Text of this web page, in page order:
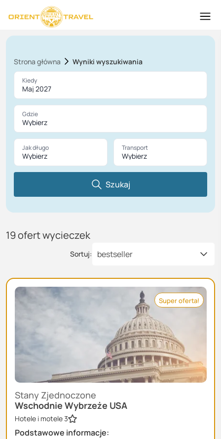
Strona główna Wyniki wyszukiwania
Kiedy
Maj 2027
Gdzie
Wybierz
Jak długo
Wybierz
Transport
Wybierz
Szukaj
19ofert wycieczek
Sortuj: bestseller
Super oferta!
Wschodnie Wybrzeże USA
Stany Zjednoczone
Hotele i motele 3
Podstawowe informacje: